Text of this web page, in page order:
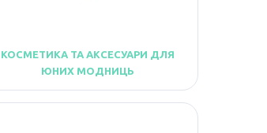
КОСМЕТИКА ТА АКСЕСУАРИ ДЛЯ
ЮНИХ МОДНИЦЬ